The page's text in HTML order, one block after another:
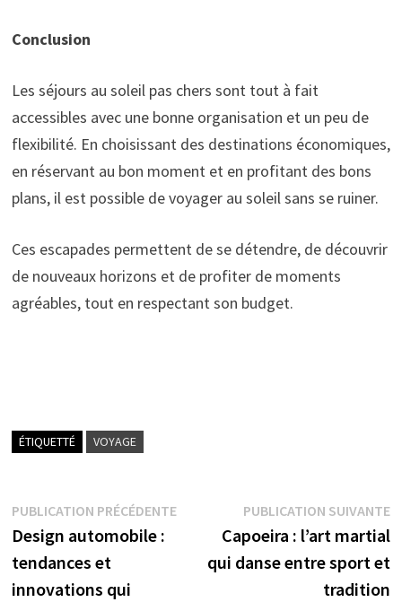
Conclusion
Les séjours au soleil pas chers sont tout à fait
accessibles avec une bonne organisation et un peu de
flexibilité. En choisissant des destinations économiques,
en réservant au bon moment et en profitant des bons
plans, il est possible de voyager au soleil sans se ruiner.
Ces escapades permettent de se détendre, de découvrir
de nouveaux horizons et de profiter de moments
agréables, tout en respectant son budget.
ÉTIQUETTÉ VOYAGE
Navigation
de
l’article
PUBLICATION PRÉCÉDENTEPublication
précédente :
Design automobile :
tendances et
innovations qui
PUBLICATION SUIVANTE
Capoeira : l’art martial
qui danse entre sport et
tradition